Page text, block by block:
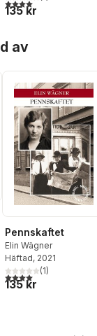
röster:
4,0utav 5 stjärnor.
135 kr
av
Pennskaftet
Elin Wägner
Häftad, 2021
4,0utav 5 stjärnor.
(1)
135 kr